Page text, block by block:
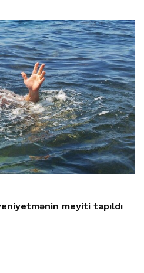
meyiti tapıldı